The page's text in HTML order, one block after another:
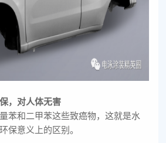
，对人体无害
和二甲苯这些致癌物，这就是水
保意义上的区别。